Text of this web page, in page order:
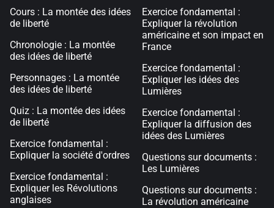
Cours : La montée des idées
de liberté
Chronologie : La montée
des idées de liberté
Personnages : La montée
des idées de liberté
Quiz : La montée des idées
de liberté
Exercice fondamental :
Expliquer la société d'ordres
Exercice fondamental :
Expliquer les Révolutions
anglaises
Exercice fondamental :
Expliquer la révolution
américaine et son impact en
France
Exercice fondamental :
Expliquer les idées des
Lumières
Exercice fondamental :
Expliquer la diffusion des
idées des Lumières
Questions sur documents :
Les Lumières
Questions sur documents :
La révolution américaine